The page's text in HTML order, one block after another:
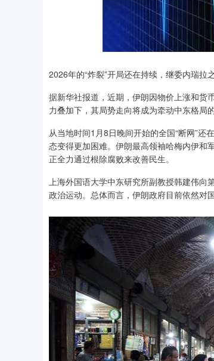
2026年的“炸裂”开局还在持续，继委内瑞拉
据新华社报道，近期，伊朗因物价上涨和货
力叠加下，其局势走向将成为牵动中东格局
从当地时间1月8日晚间开始的全国“断网”
态变得更加困难。伊朗最高领袖哈梅内伊和
正全力通过根除腐败来改善民生。
上海外国语大学中东研究所副教授韩建伟向
政治运动。总体而言，伊朗政府目前依然对
1.02% 深证成指 14311.01